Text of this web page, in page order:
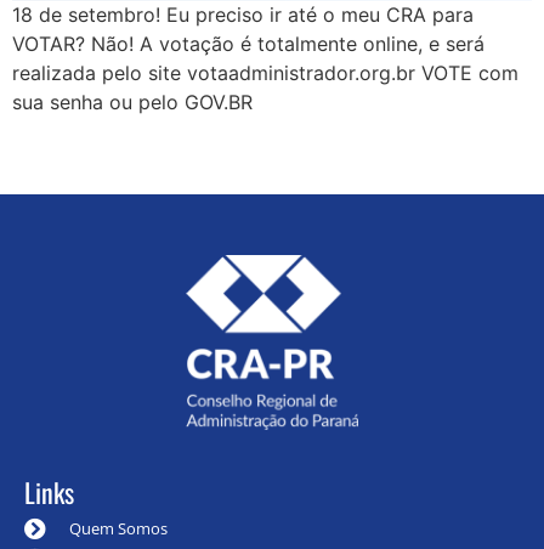
18 de setembro! Eu preciso ir até o meu CRA para
VOTAR? Não! A votação é totalmente online, e será
realizada pelo site votaadministrador.org.br VOTE com
sua senha ou pelo GOV.BR
Links
Quem Somos